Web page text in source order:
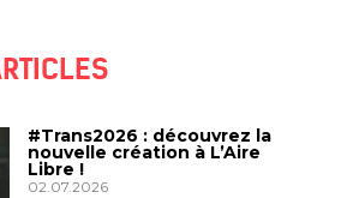
#Trans2026 : découvrez la
nouvelle création à L’Aire
Libre !
02.07.2026